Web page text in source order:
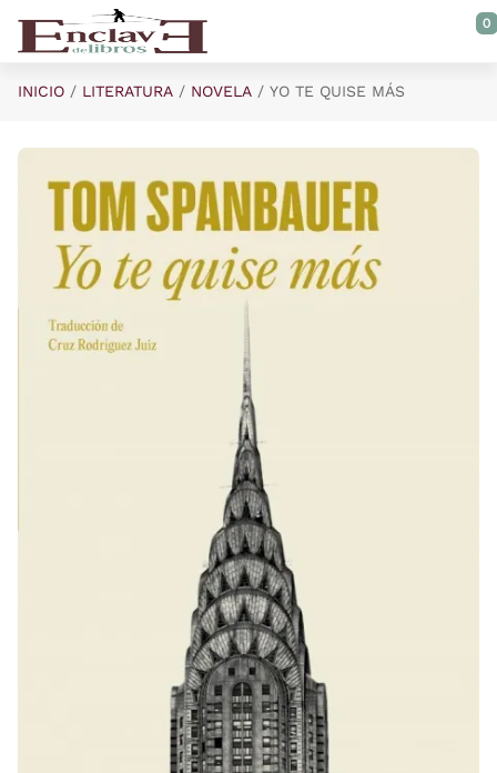
Saltar al contenido principal
0
INICIO LITERATURA NOVELA YO TE QUISE MÁS